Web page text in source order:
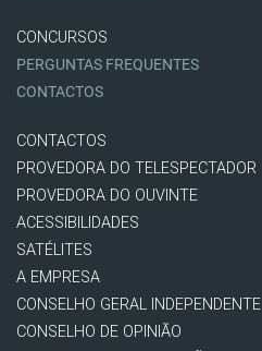
CONCURSOS
PERGUNTAS FREQUENTES
CONTACTOS
CONTACTOS
PROVEDORA DO TELESPECTADOR
PROVEDORA DO OUVINTE
ACESSIBILIDADES
SATÉLITES
A EMPRESA
CONSELHO GERAL INDEPENDENTE
CONSELHO DE OPINIÃO